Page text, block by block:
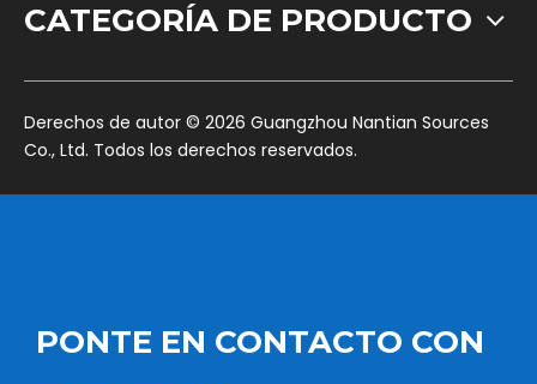
CATEGORÍA DE PRODUCTO
​Derechos de autor © 2026 Guangzhou Nantian Sources
Co., Ltd. Todos los derechos reservados.
PONTE EN CONTACTO CON